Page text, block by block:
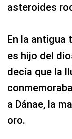
asteroides
En la antigua
es hijo del
decía que la
a Dánae, la
oro.